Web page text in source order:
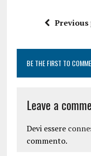
Previous
BE THE FIRST TO
Leave a
Devi essere
commento.